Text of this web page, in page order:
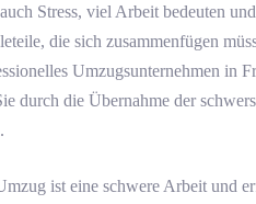
Stress, viel Arbeit bedeuten
die sich zusammenfügen
Umzugsunternehmen in
durch die Übernahme der
ist eine schwere Arbeit und